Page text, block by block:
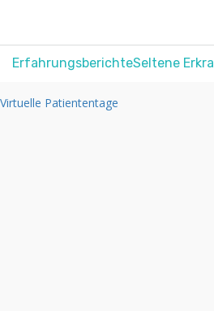
ErfahrungsberichteSeltene
Virtuelle Patiententage